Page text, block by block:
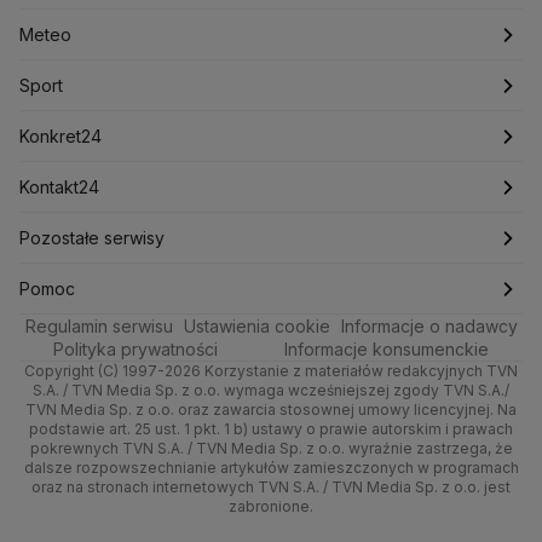
Lotnisko Chopina
Mariusz Błaszczak
Mark Zuckerberg
Ministerstwo Aktywów Państwowych
Ministerstwo Infrastruktury
Ministerstwo Rolnictwa
Ministerstwo Rozwoju i Technologii
Ministerstwo Sportu i Turystyki
Ministerstwo Cyfryzacji
Ministerstwo Edukacji Narodowej
Ministerstwo Finansów
Ministerstwo Klimatu i Środowiska
Ministerstwo Nauki i Szkolnictwa Wyższego
Meteo
Sport
Zdrowie
Technologia
Quizy
Tematy
Artykuły
Newslettery
Fakty o Świecie
Ludzie Faktów
Łódź
Katowice
Kraków
Poznań
Trójmiasto
Kielce
Kujawsko-pomorskie
Lublin
Lubuskie
Najnowsze
Notowania
Pieniądze
Nieruchomości
Rynki
Dla firm
Handel
Ze świata
Tech
Moto
Meteo
Pogoda godzinowa
Pogoda długoterminowa
Pogoda na jutro
Pogoda na weekend
Najnowsze
Polska
Prognoza
Świat
Nauka
Sport
Piłka Nożna
Tenis
Kolarstwo
Skoki Narciarskie
Sporty zimowe
Lekkoatletyka
Siatkówka
F1
Konkret24
Najnowsze
Polska
Świat
Polityka
Zdrowie
Tech
Nauka
Kontakt24
Najnowsze
Gorące Tematy
Wyślij zgłoszenie
Pozostałe serwisy
TVN
Dzień Dobry TVN
Uwaga TVN
HGTV
TVN Turbo
Pomoc
Centrum pomocy
Test zgodności
Oglądaj na TV
Zrealizuj voucher
Regulamin serwisu Ustawienia cookie
Informacje o nadawcy
Polityka prywatności
Informacje konsumenckie
Copyright (C) 1997-2026 Korzystanie z materiałów redakcyjnych TVN
S.A. / TVN Media Sp. z o.o. wymaga wcześniejszej zgody TVN S.A./
TVN Media Sp. z o.o. oraz zawarcia stosownej umowy licencyjnej. Na
podstawie art. 25 ust. 1 pkt. 1 b) ustawy o prawie autorskim i prawach
pokrewnych TVN S.A. / TVN Media Sp. z o.o. wyraźnie zastrzega, że
dalsze rozpowszechnianie artykułów zamieszczonych w programach
oraz na stronach internetowych TVN S.A. / TVN Media Sp. z o.o. jest
zabronione.